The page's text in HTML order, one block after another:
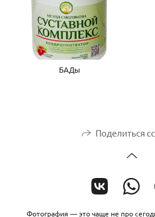
БАДы
Поделиться
Фотография — это чаще не про